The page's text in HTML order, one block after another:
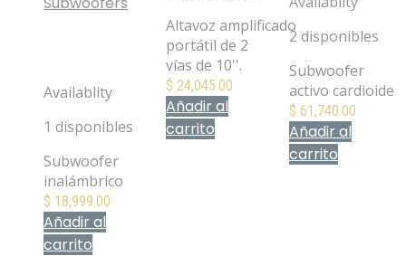
Availablity
1 disponibles
Subwoofer
inalámbrico
$ 18,999.00
Añadir al
carrito
Altavoz amplificado
portátil de 2
vías de 10''.
$ 24,045.00
Añadir al
carrito
2 disponibles
Subwoofer
activo cardioide
$ 61,740.00
Añadir al
carrito